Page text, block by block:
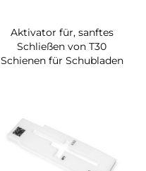
Aktivator für, sanftes
Schließen von T30
Schienen für Schubladen